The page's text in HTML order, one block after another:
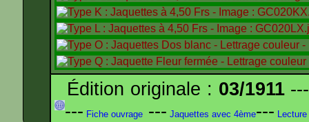
Édition originale : 03/1911
--- Fiche ouvrage --- Jaquettes avec 4ème--- Lecture